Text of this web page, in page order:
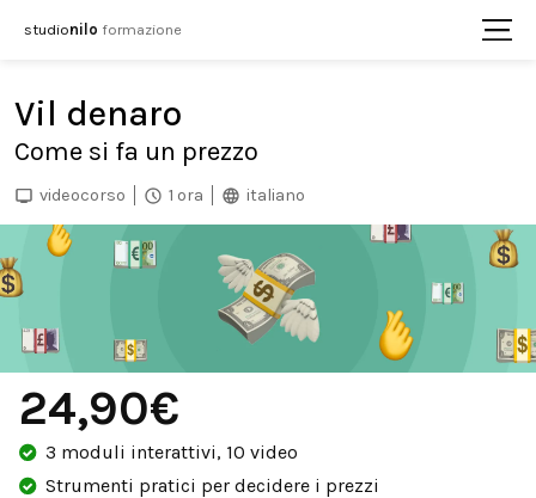
studionilo formazione
Vil denaro
Come si fa un prezzo
videocorso 1 ora italiano
24,90€
3 moduli interattivi, 10 video
Strumenti pratici per decidere i prezzi